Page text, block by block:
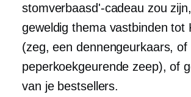
stomverbaasd'-cadeau zou
geweldig thema vastbinden tot
(zeg, een dennengeurkaars, of
peperkoekgeurende zeep), of
van je bestsellers.